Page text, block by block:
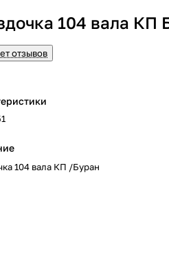
104 вала КП
отзывов
104 вала КП /Буран